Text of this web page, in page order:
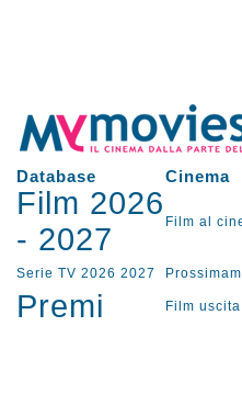
Database Cinema
Film 2026
- 2027 Film al
Serie TV 2026 2027
Premi Film uscita